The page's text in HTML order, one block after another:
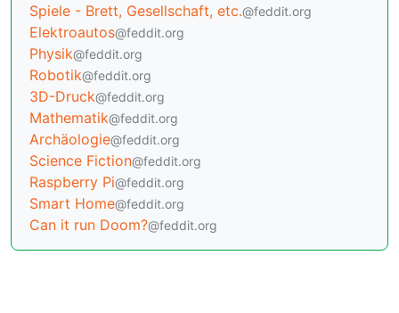
Spiele - Brett, Gesellschaft, etc.@feddit.org
Elektroautos@feddit.org
Physik@feddit.org
Robotik@feddit.org
3D-Druck@feddit.org
Mathematik@feddit.org
Archäologie@feddit.org
Science Fiction@feddit.org
Raspberry Pi@feddit.org
Smart Home@feddit.org
Can it run Doom?@feddit.org